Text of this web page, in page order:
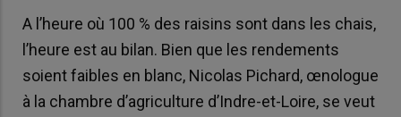
A l’heure où 100 % des raisins sont dans les chais,
l’heure est au bilan. Bien que les rendements
soient faibles en blanc, Nicolas Pichard, œnologue
à la chambre d’agriculture d’Indre-et-Loire, se veut